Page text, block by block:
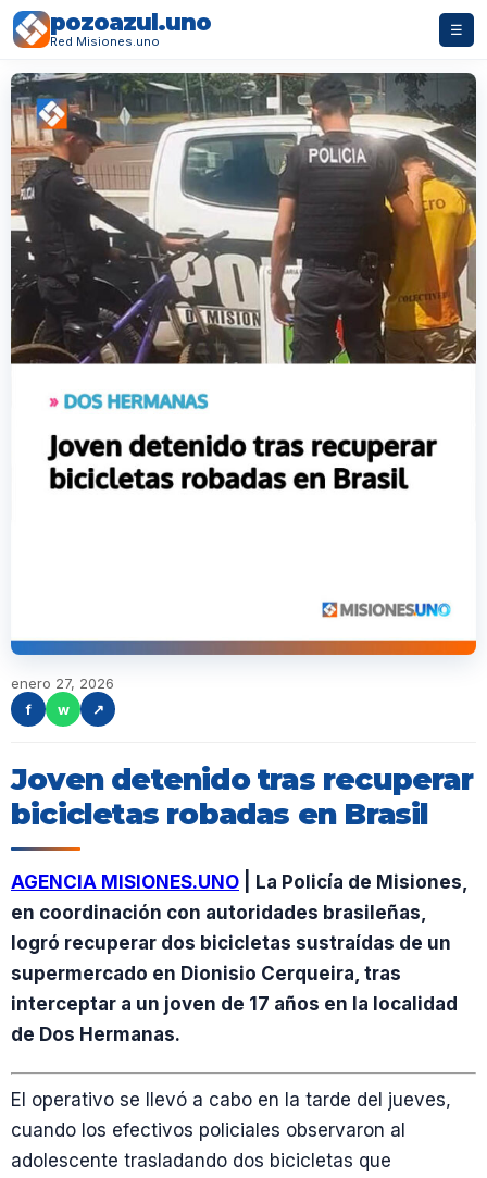
pozoazul.uno
Red Misiones.uno
☰
enero 27, 2026
f
w ↗
Joven detenido tras recuperar
bicicletas robadas en Brasil
AGENCIA MISIONES.UNO | La Policía de Misiones,
en coordinación con autoridades brasileñas,
logró recuperar dos bicicletas sustraídas de un
supermercado en Dionisio Cerqueira, tras
interceptar a un joven de 17 años en la localidad
de Dos Hermanas.
El operativo se llevó a cabo en la tarde del jueves,
cuando los efectivos policiales observaron al
adolescente trasladando dos bicicletas que